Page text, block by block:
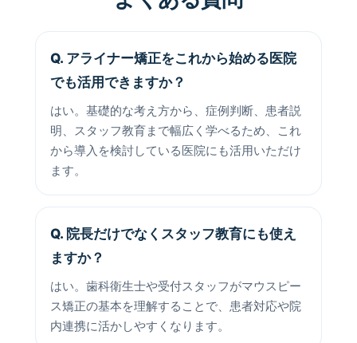
Q. アライナー矯正をこれから始める医院
でも活用できますか？
はい。基礎的な考え方から、症例判断、患者説
明、スタッフ教育まで幅広く学べるため、これ
から導入を検討している医院にも活用いただけ
ます。
Q. 院長だけでなくスタッフ教育にも使え
ますか？
はい。歯科衛生士や受付スタッフがマウスピー
ス矯正の基本を理解することで、患者対応や院
内連携に活かしやすくなります。